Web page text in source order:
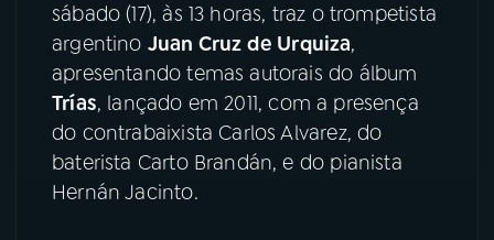
ACOMPANHE A RÁDIO NACIONAL
YouTube Facebook
Instagram X
TikTok
sábado (17), às 13 horas, traz o trompetista
argentino Juan Cruz de Urquiza,
apresentando temas autorais do álbum
Trías, lançado em 2011, com a presença
do contrabaixista Carlos Alvarez, do
baterista Carto Brandán, e do pianista
Hernán Jacinto.